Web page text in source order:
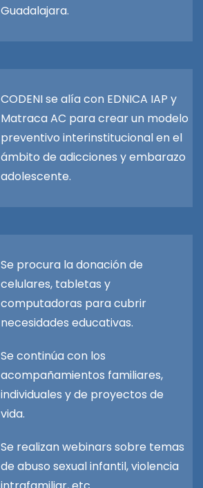
Guadalajara.
CODENI se alía con EDNICA IAP y
Matraca AC para crear un modelo
preventivo interinstitucional en el
ámbito de adicciones y embarazo
adolescente.
Se procura la donación de
celulares, tabletas y
computadoras para cubrir
necesidades educativas.
Se continúa con los
acompañamientos familiares,
individuales y de proyectos de
vida.
Se realizan webinars sobre temas
de abuso sexual infantil, violencia